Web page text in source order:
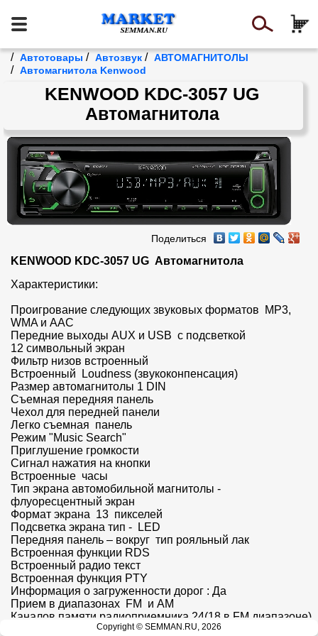
/ Автотовары / Автозвук / АВТОМАГНИТОЛЫ
/ Автомагнитола Kenwood
KENWOOD KDC-3057 UG
Автомагнитола
Поделиться
KENWOOD KDC-3057 UG  Автомагнитола
Характеристики:
Проигрование следующих звуковых форматов  MP3,
WMA и AAC
Передние выходы AUX и USB  с подсветкой
12 символьный экран
Фильтр низов встроенный
Встроенный  Loudness (звукоконпенсация)
Размер автомагнитолы 1 DIN
Съемная передняя панель
Чехол для передней панели
Легко съемная  панель
Режим "Music Search"
Приглушение громкости
Сигнал нажатия на кнопки
Встроенные  часы
Тип экрана автомобильной магнитолы -
флуоресцентный экран
Формат экрана  13  пикселей
Подсветка экрана тип -  LED
Передняя панель – вокруг  тип рояльный лак
Встроенная функции RDS
Встроенный радио текст
Встроенная функция PTY
Информация о загруженности дорог : Да
Прием в диапазонах  FМ  и АМ
Каналов памяти радиоприемника 24(18 в FM диапазоне)
Возможность читать диски  CD-R и RW, форматы MP3,
Copyright © SEMMAN.RU, 2026